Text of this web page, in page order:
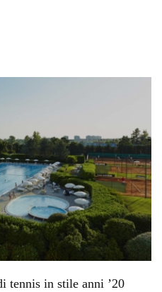
tennis in stile anni ’20